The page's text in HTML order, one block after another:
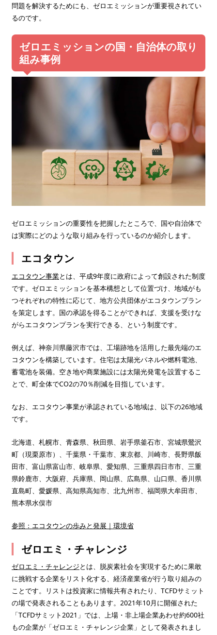
問題を解決するためにも、ゼロエミッションが重要視されてい
るのです。
ゼロエミッションの国・自治体の取り
組み事例
ゼロエミッションの重要性を把握したところで、国や自治体で
は実際にどのような取り組みを行っているのか紹介します。
エコタウン
エコタウン事業とは、平成9年度に政府によって創設された制度
です。ゼロエミッションを基本構想として位置づけ、地域がも
つそれぞれの特性に応じて、地方公共団体がエコタウンプラン
を策定します。国の承認を得ることができれば、支援を受けな
がらエコタウンプランを実行できる、という制度です。
例えば、神奈川県藤沢市では、工場跡地を活用した最先端のエ
コタウンを構築しています。住宅は太陽光パネルや燃料電池、
蓄電池を装備。空き地や商業施設には太陽光発電を設置するこ
とで、町全体でCO2の70％削減を目指しています。
なお、エコタウン事業が承認されている地域は、以下の26地域
です。
北海道、札幌市、青森県、秋田県、岩手県釜石市、宮城県鶯沢
町（現栗原市）、千葉県・千葉市、東京都、川崎市、長野県飯
田市、富山県富山市、岐阜県、愛知県、三重県四日市市、三重
県鈴鹿市、大阪府、兵庫県、岡山県、広島県、山口県、香川県
直島町、愛媛県、高知県高知市、北九州市、福岡県大牟田市、
熊本県水俣市
参照：エコタウンの歩みと発展｜環境省
ゼロエミ・チャレンジ
ゼロエミ・チャレンジとは、脱炭素社会を実現するために果敢
に挑戦する企業をリスト化する、経済産業省が行う取り組みの
ことです。リストは投資家に情報共有されたり、TCFDサミット
の場で発表されることもあります。2021年10月に開催された
「TCFDサミット2021」では、上場・非上場企業あわせ約600社
もの企業が「ゼロエミ・チャレンジ企業」として発表されまし